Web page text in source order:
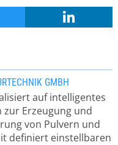
GMBH
auf intelligentes
zur Erzeugung und
von Pulvern und
definiert einstellbaren